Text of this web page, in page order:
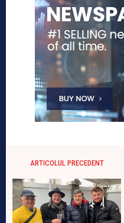
ARTICOLUL PRECEDENT